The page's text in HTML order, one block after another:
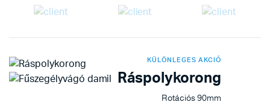
KÜLÖNLEGES AKCIÓ
Ráspolykorong
Rotációs 90mm